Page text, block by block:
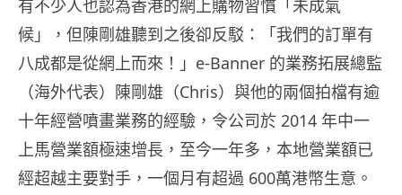
有不少人也認為香港的網上購物習慣「未成氣
候」，但陳剛雄聽到之後卻反駁：「我們的訂單有
八成都是從網上而來！」e-Banner 的業務拓展總監
（海外代表）陳剛雄（Chris）與他的兩個拍檔有逾
十年經營噴畫業務的經驗，令公司於 2014 年中一
上馬營業額極速增長，至今一年多，本地營業額已
經超越主要對手，一個月有超過 600萬港幣生意。